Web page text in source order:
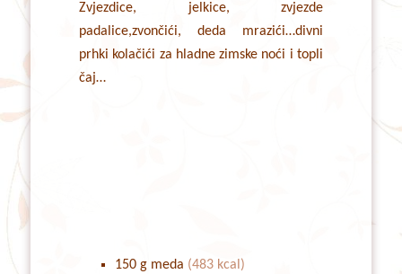
Zvjezdice, jelkice, zvjezde
padalice,zvončići, deda mrazići…divni
prhki kolačići za hladne zimske noći i topli
čaj…
150 g meda (483 kcal)